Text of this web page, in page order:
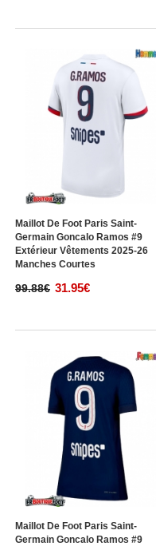
Maillot De Foot Paris Saint-
Germain Goncalo Ramos #9
Extérieur Vêtements 2025-26
Manches Courtes
99.88€ 31.95€
Maillot De Foot Paris Saint-
Germain Goncalo Ramos #9